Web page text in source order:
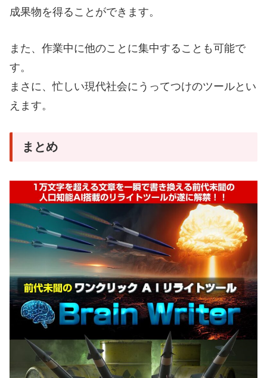
成果物を得ることができます。
また、作業中に他のことに集中することも可能で
す。
まさに、忙しい現代社会にうってつけのツールとい
えます。
まとめ